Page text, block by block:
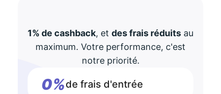
1% de cashback, et des frais réduits au
maximum. Votre performance, c'est
notre priorité.
0%de frais d'entrée